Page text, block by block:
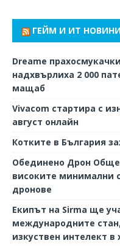
ГЕЙМ И ИТ
Dreame
надхвърлиха 2 000
мащаб
Vivacom стартира с
август онлайн
Котките в България
Обединено Дрон
високите минимални
дронове
Екипът на Sirma ще
международните
изкуствен интелект в